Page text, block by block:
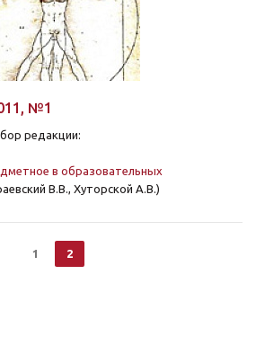
№1
редакции:
в образовательных
В.В., Хуторской А.В.)
1 2